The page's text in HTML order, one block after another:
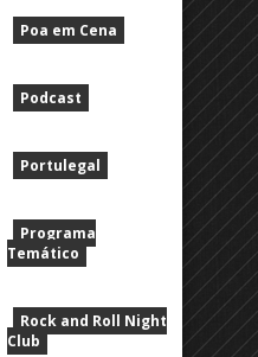
Poa em Cena
Podcast
Portulegal
Programa
Temático
Rock and Roll Night
Club